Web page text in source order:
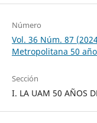
Número
Vol. 36 Núm. 87
Metropolitana 50
Sección
I. LA UAM 50 AÑOS